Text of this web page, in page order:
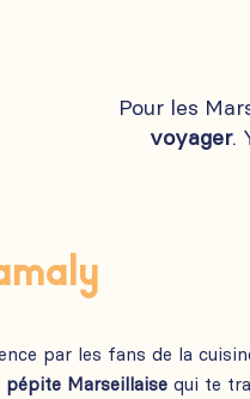
Pour les
voyager.
par les fans de la
pépite Marseillaise qui te